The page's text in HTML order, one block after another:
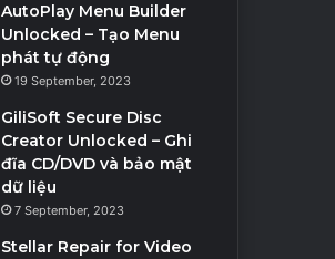
AutoPlay Menu Builder
Unlocked – Tạo Menu
phát tự động
19 September, 2023
GiliSoft Secure Disc
Creator Unlocked – Ghi
đĩa CD/DVD và bảo mật
dữ liệu
7 September, 2023
Stellar Repair for Video